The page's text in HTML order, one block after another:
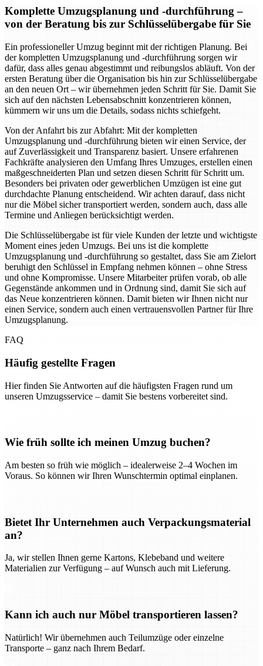
Komplette Umzugsplanung und -durchführung –
von der Beratung bis zur Schlüsselübergabe für Sie
Ein professioneller Umzug beginnt mit der richtigen Planung. Bei
der kompletten Umzugsplanung und -durchführung sorgen wir
dafür, dass alles genau abgestimmt und reibungslos abläuft. Von der
ersten Beratung über die Organisation bis hin zur Schlüsselübergabe
an den neuen Ort – wir übernehmen jeden Schritt für Sie. Damit Sie
sich auf den nächsten Lebensabschnitt konzentrieren können,
kümmern wir uns um die Details, sodass nichts schiefgeht.
Von der Anfahrt bis zur Abfahrt: Mit der kompletten
Umzugsplanung und -durchführung bieten wir einen Service, der
auf Zuverlässigkeit und Transparenz basiert. Unsere erfahrenen
Fachkräfte analysieren den Umfang Ihres Umzuges, erstellen einen
maßgeschneiderten Plan und setzen diesen Schritt für Schritt um.
Besonders bei privaten oder gewerblichen Umzügen ist eine gut
durchdachte Planung entscheidend. Wir achten darauf, dass nicht
nur die Möbel sicher transportiert werden, sondern auch, dass alle
Termine und Anliegen berücksichtigt werden.
Die Schlüsselübergabe ist für viele Kunden der letzte und wichtigste
Moment eines jeden Umzugs. Bei uns ist die komplette
Umzugsplanung und -durchführung so gestaltet, dass Sie am Zielort
beruhigt den Schlüssel in Empfang nehmen können – ohne Stress
und ohne Kompromisse. Unsere Mitarbeiter prüfen vorab, ob alle
Gegenstände ankommen und in Ordnung sind, damit Sie sich auf
das Neue konzentrieren können. Damit bieten wir Ihnen nicht nur
einen Service, sondern auch einen vertrauensvollen Partner für Ihre
Umzugsplanung.
FAQ
Häufig gestellte Fragen
Hier finden Sie Antworten auf die häufigsten Fragen rund um
unseren Umzugsservice – damit Sie bestens vorbereitet sind.
Wie früh sollte ich meinen Umzug buchen?
Am besten so früh wie möglich – idealerweise 2–4 Wochen im
Voraus. So können wir Ihren Wunschtermin optimal einplanen.
Bietet Ihr Unternehmen auch Verpackungsmaterial
an?
Ja, wir stellen Ihnen gerne Kartons, Klebeband und weitere
Materialien zur Verfügung – auf Wunsch auch mit Lieferung.
Kann ich auch nur Möbel transportieren lassen?
Natürlich! Wir übernehmen auch Teilumzüge oder einzelne
Transporte – ganz nach Ihrem Bedarf.